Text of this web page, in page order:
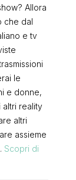
Allora
che dal
e tv
le
e donne,
altri reality
altri
assieme
Scopri di